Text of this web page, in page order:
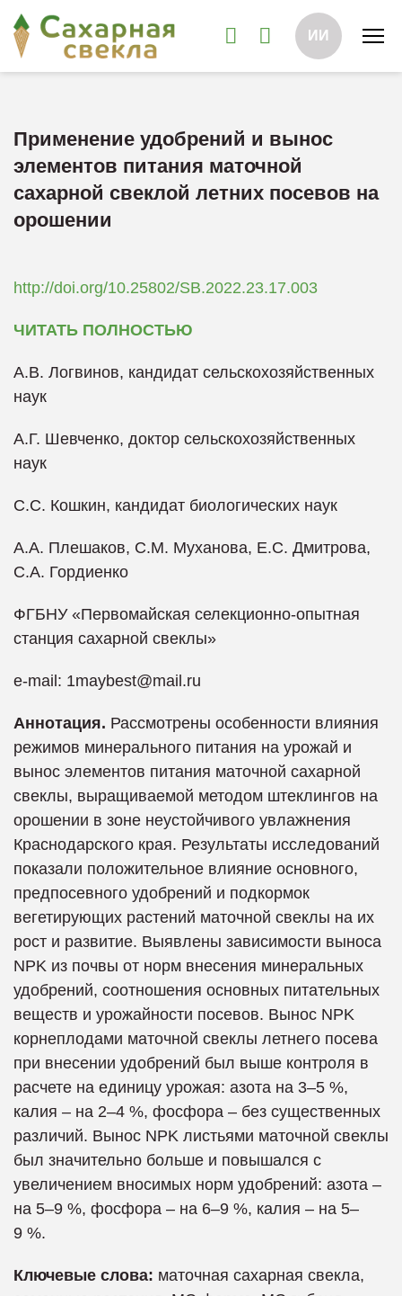
ИИ
Применение удобрений и вынос
элементов питания маточной
сахарной свеклой летних посевов на
орошении
http://doi.org/10.25802/SB.2022.23.17.003
ЧИТАТЬ ПОЛНОСТЬЮ
А.В. Логвинов, кандидат сельскохозяйственных
наук
А.Г. Шевченко, доктор сельскохозяйственных
наук
С.С. Кошкин, кандидат биологических наук
А.А. Плешаков, С.М. Муханова, Е.С. Дмитрова,
С.А. Гордиенко
ФГБНУ «Первомайская селекционно-опытная
станция сахарной свеклы»
e-mail: 1maybest@mail.ru
Аннотация. Рассмотрены особенности влияния
режимов минерального питания на урожай и
вынос элементов питания маточной сахарной
свеклы, выращиваемой методом штеклингов на
орошении в зоне неустойчивого увлажнения
Краснодарского края. Результаты исследований
показали положительное влияние основного,
предпосевного удобрений и подкормок
вегетирующих растений маточной свеклы на их
рост и развитие. Выявлены зависимости выноса
NPK из почвы от норм внесения минеральных
удобрений, соотношения основных питательных
веществ и урожайности посевов. Вынос NPK
корнеплодами маточной свеклы летнего посева
при внесении удобрений был выше контроля в
расчете на единицу урожая: азота на 3–5 %,
калия – на 2–4 %, фосфора – без существенных
различий. Вынос NPK листьями маточной свеклы
был значительно больше и повышался с
увеличением вносимых норм удобрений: азота –
на 5–9 %, фосфора – на 6–9 %, калия – на 5–
9 %.
Ключевые слова: маточная сахарная свекла,